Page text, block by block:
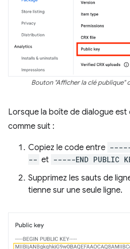
Bouton "Afficher la clé publique"
Lorsque la boîte de dialogue
comme suit :
Copiez le code entre -----
-- et -----END PUBLIC
Supprimez les sauts de
tienne sur une seule ligne.